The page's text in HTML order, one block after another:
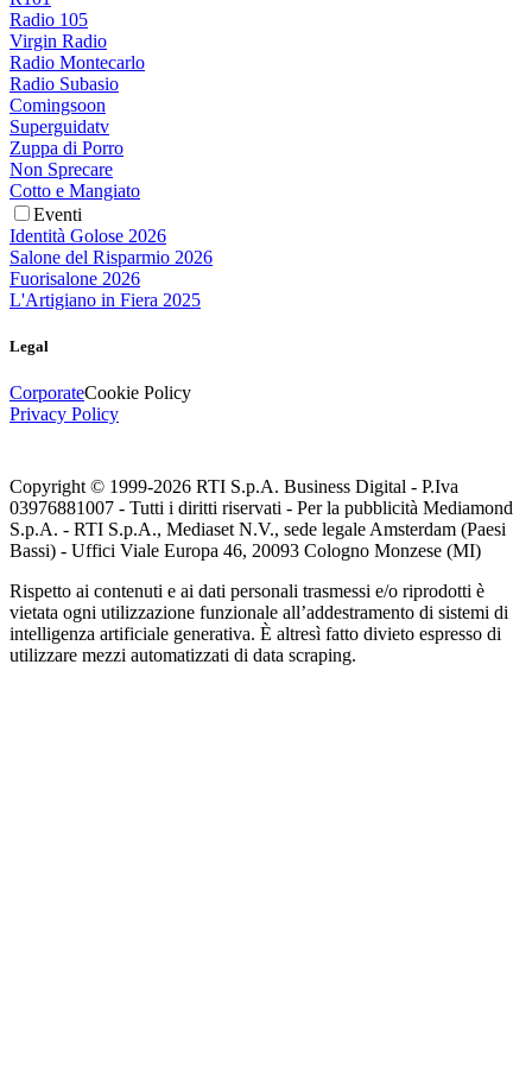
Radio 105
Virgin Radio
Radio Montecarlo
Radio Subasio
Comingsoon
Superguidatv
Zuppa di Porro
Non Sprecare
Cotto e Mangiato
Eventi
Identità Golose 2026
Salone del Risparmio 2026
Fuorisalone 2026
L'Artigiano in Fiera 2025
Legal
CorporateCookie Policy
Privacy Policy
Copyright © 1999-2026 RTI S.p.A. Business Digital - P.Iva
03976881007 - Tutti i diritti riservati - Per la pubblicità Mediamond
S.p.A. - RTI S.p.A., Mediaset N.V., sede legale Amsterdam (Paesi
Bassi) - Uffici Viale Europa 46, 20093 Cologno Monzese (MI)
Rispetto ai contenuti e ai dati personali trasmessi e/o riprodotti è
vietata ogni utilizzazione funzionale all’addestramento di sistemi di
intelligenza artificiale generativa. È altresì fatto divieto espresso di
utilizzare mezzi automatizzati di data scraping.